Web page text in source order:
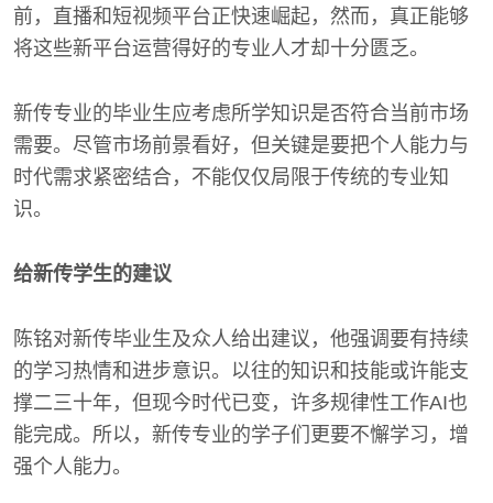
前，直播和短视频平台正快速崛起，然而，真正能够
将这些新平台运营得好的专业人才却十分匮乏。
新传专业的毕业生应考虑所学知识是否符合当前市场
需要。尽管市场前景看好，但关键是要把个人能力与
时代需求紧密结合，不能仅仅局限于传统的专业知
识。
给新传学生的建议
陈铭对新传毕业生及众人给出建议，他强调要有持续
的学习热情和进步意识。以往的知识和技能或许能支
撑二三十年，但现今时代已变，许多规律性工作AI也
能完成。所以，新传专业的学子们更要不懈学习，增
强个人能力。